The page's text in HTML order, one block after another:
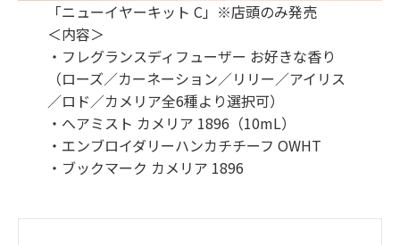
「ニューイヤーキット C」※店頭のみ発売
＜内容＞
・フレグランスディフューザー お好きな香り
（ローズ／カーネーション／リリー／アイリス
／ロド／カメリア全6種より選択可）
・へアミスト カメリア 1896（10mL）
・エンブロイダリーハンカチチーフ OWHT
・ブックマーク カメリア 1896